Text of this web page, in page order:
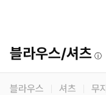
블라우스/셔츠 ⓘ
블라우스 셔츠 무지